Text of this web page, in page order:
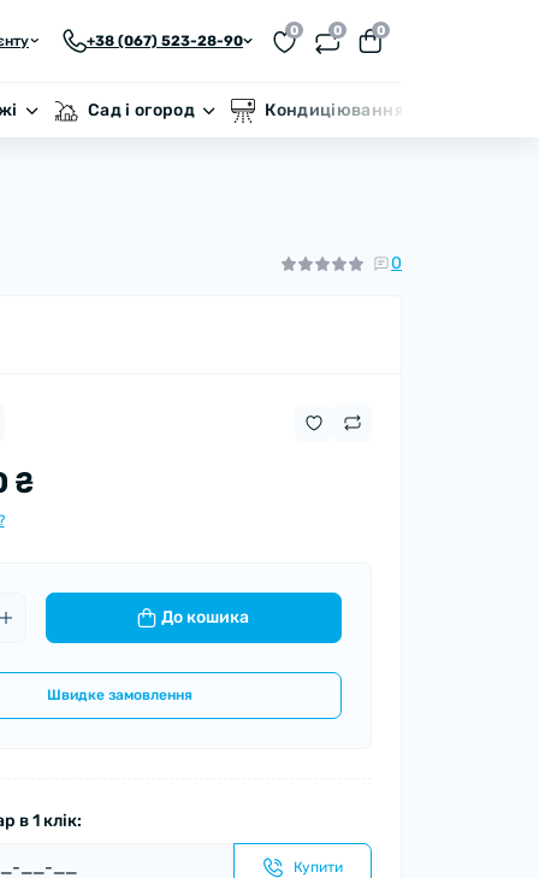
+38 (067) 523-28-90
0 0 0
Сад і огород Кондиціювання
0
₴
До кошика
Швидке замовлення
в 1 клік:
Купити